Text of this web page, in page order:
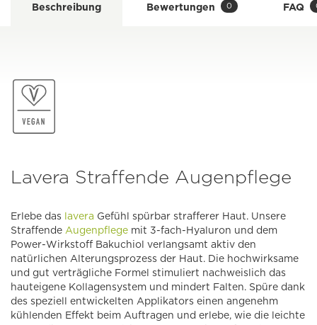
Beschreibung Bewertungen 0 FAQ
Lavera Straffende Augenpflege
Erlebe das lavera Gefühl spürbar strafferer Haut. Unsere
Straffende Augenpflege mit 3-fach-Hyaluron und dem
Power-Wirkstoff Bakuchiol verlangsamt aktiv den
natürlichen Alterungsprozess der Haut. Die hochwirksame
und gut verträgliche Formel stimuliert nachweislich das
hauteigene Kollagensystem und mindert Falten. Spüre dank
des speziell entwickelten Applikators einen angenehm
kühlenden Effekt beim Auftragen und erlebe, wie die leichte